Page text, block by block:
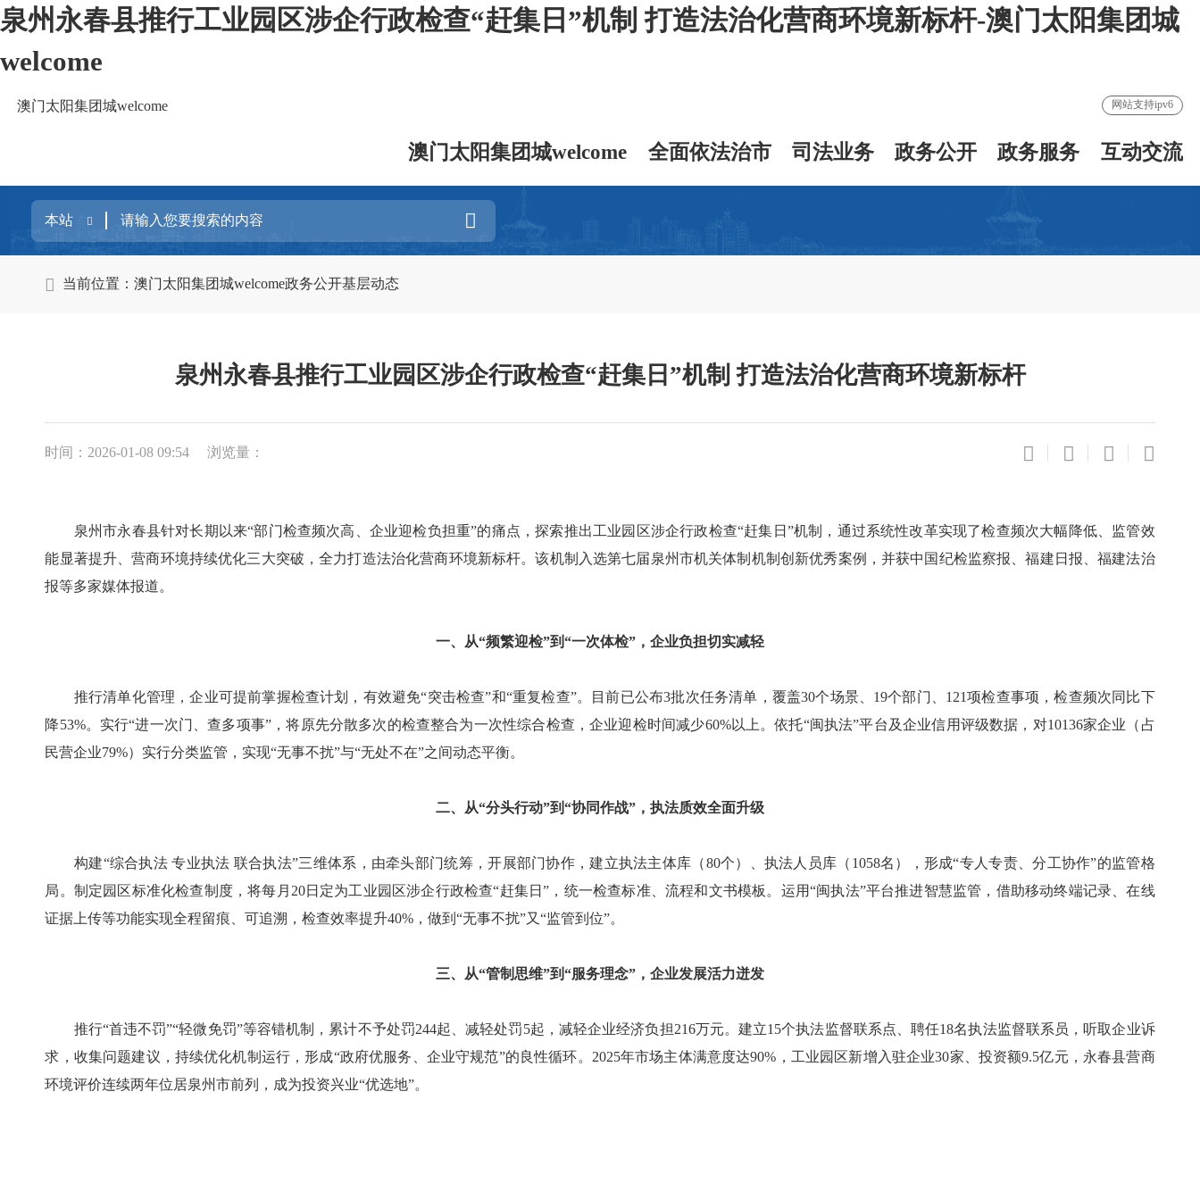
泉州永春县推行工业园区涉企行政检查“赶集日”机制 打造法治化营商环境新标杆-澳门太阳集团城
welcome
澳门太阳集团城welcome 网站支持ipv6
澳门太阳集团城welcome 全面依法治市 司法业务 政务公开 政务服务 互动交流
当前位置：澳门太阳集团城welcome政务公开基层动态
泉州永春县推行工业园区涉企行政检查“赶集日”机制 打造法治化营商环境新标杆
时间：2026-01-08 09:54 浏览量：
泉州市永春县针对长期以来“部门检查频次高、企业迎检负担重”的痛点，探索推出工业园区涉企行政检查“赶集日”机制，通过系统性改革实现了检查频次大幅降低、监管效
能显著提升、营商环境持续优化三大突破，全力打造法治化营商环境新标杆。该机制入选第七届泉州市机关体制机制创新优秀案例，并获中国纪检监察报、福建日报、福建法治
报等多家媒体报道。
一、从“频繁迎检”到“一次体检”，企业负担切实减轻
推行清单化管理，企业可提前掌握检查计划，有效避免“突击检查”和“重复检查”。目前已公布3批次任务清单，覆盖30个场景、19个部门、121项检查事项，检查频次同比下
降53%。实行“进一次门、查多项事”，将原先分散多次的检查整合为一次性综合检查，企业迎检时间减少60%以上。依托“闽执法”平台及企业信用评级数据，对10136家企业（占
民营企业79%）实行分类监管，实现“无事不扰”与“无处不在”之间动态平衡。
二、从“分头行动”到“协同作战”，执法质效全面升级
构建“综合执法 专业执法 联合执法”三维体系，由牵头部门统筹，开展部门协作，建立执法主体库（80个）、执法人员库（1058名），形成“专人专责、分工协作”的监管格
局。制定园区标准化检查制度，将每月20日定为工业园区涉企行政检查“赶集日”，统一检查标准、流程和文书模板。运用“闽执法”平台推进智慧监管，借助移动终端记录、在线
证据上传等功能实现全程留痕、可追溯，检查效率提升40%，做到“无事不扰”又“监管到位”。
三、从“管制思维”到“服务理念”，企业发展活力迸发
推行“首违不罚”“轻微免罚”等容错机制，累计不予处罚244起、减轻处罚5起，减轻企业经济负担216万元。建立15个执法监督联系点、聘任18名执法监督联系员，听取企业诉
求，收集问题建议，持续优化机制运行，形成“政府优服务、企业守规范”的良性循环。2025年市场主体满意度达90%，工业园区新增入驻企业30家、投资额9.5亿元，永春县营商
环境评价连续两年位居泉州市前列，成为投资兴业“优选地”。